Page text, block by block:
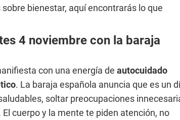
bienestar, aquí encontrarás lo que
4 noviembre con la baraja
con una energía de autocuidado
. La baraja española anuncia que es un
soltar preocupaciones
cuerpo y la mente te piden atención, no